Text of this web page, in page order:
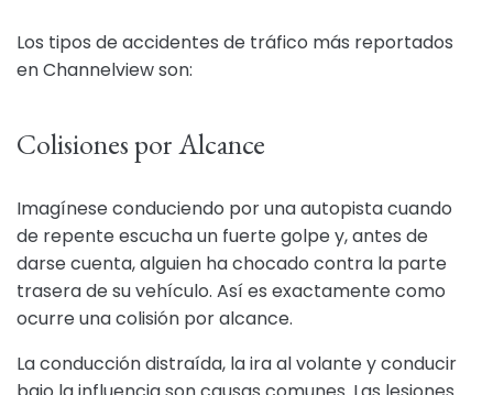
Los tipos de accidentes de tráfico más reportados
en Channelview son:
Colisiones por Alcance
Imagínese conduciendo por una autopista cuando
de repente escucha un fuerte golpe y, antes de
darse cuenta, alguien ha chocado contra la parte
trasera de su vehículo. Así es exactamente como
ocurre una colisión por alcance.
La conducción distraída, la ira al volante y conducir